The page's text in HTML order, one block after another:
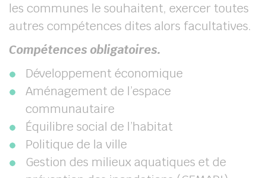
les communes le souhaitent, exercer toutes
autres compétences dites alors facultatives.
Compétences obligatoires.
Développement économique
Aménagement de l’espace
communautaire
Équilibre social de l’habitat
Politique de la ville
Gestion des milieux aquatiques et de